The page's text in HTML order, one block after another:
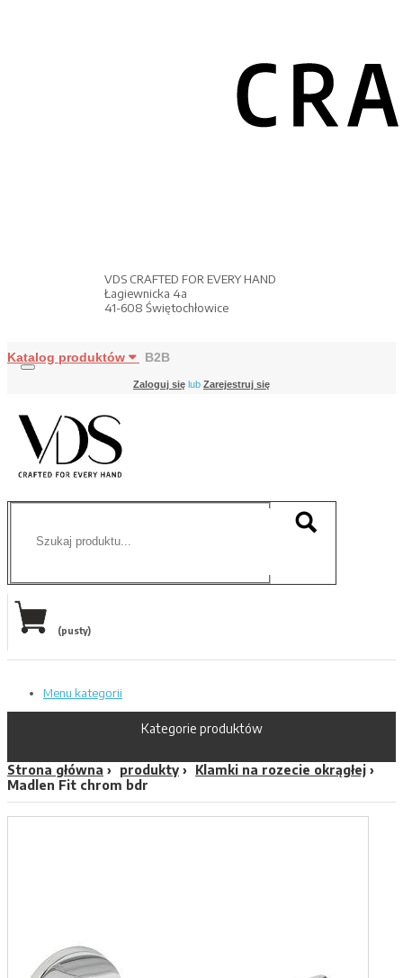
VDS CRAFTED FOR EVERY HAND
Łagiewnicka 4a
41-608 Świętochłowice
Katalog produktów B2B
Zaloguj się lub Zarejestruj się
(pusty)
Menu kategorii
Kategorie produktów
Strona główna produkty
Klamki na rozecie okrągłej
Madlen Fit chrom bdr